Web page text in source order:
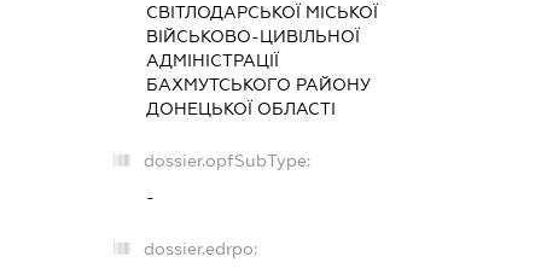
СВІТЛОДАРСЬКОЇ МІСЬКОЇ
ВІЙСЬКОВО-ЦИВІЛЬНОЇ
АДМІНІСТРАЦІЇ
БАХМУТСЬКОГО РАЙОНУ
ДОНЕЦЬКОЇ ОБЛАСТІ
dossier.opfSubType:
-
dossier.edrpo: